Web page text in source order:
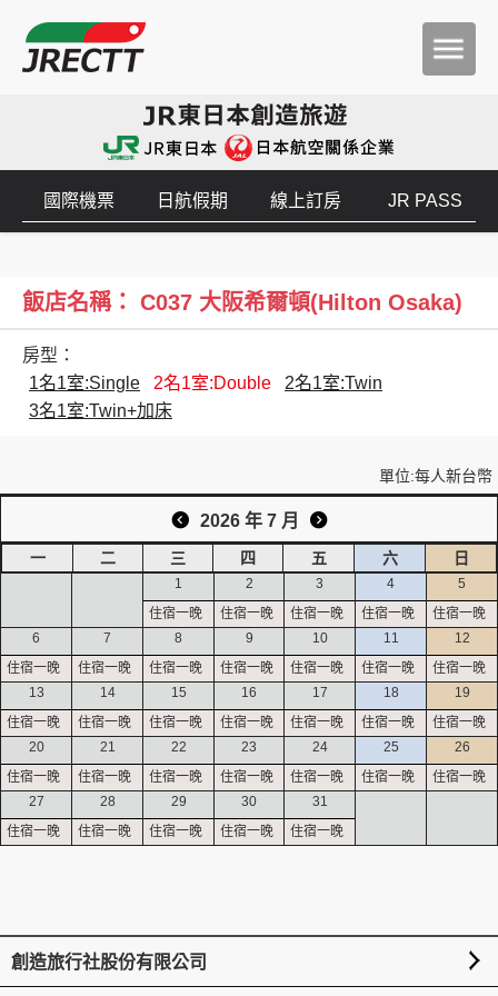
創造旅遊
國際機票 日航假期 線上訂房 JR PASS
飯店名稱： C037 大阪希爾頓(Hilton Osaka)
房型：
1名1室:Single
2名1室:Double
2名1室:Twin
3名1室:Twin+加床
單位:每人新台幣
2026 年 7 月
一 二 三 四 五 六 日
1 2 3 4 5
6 7 8 9 10 11 12
13 14 15 16 17 18 19
20 21 22 23 24 25 26
27 28 29 30 31
創造旅行社股份有限公司